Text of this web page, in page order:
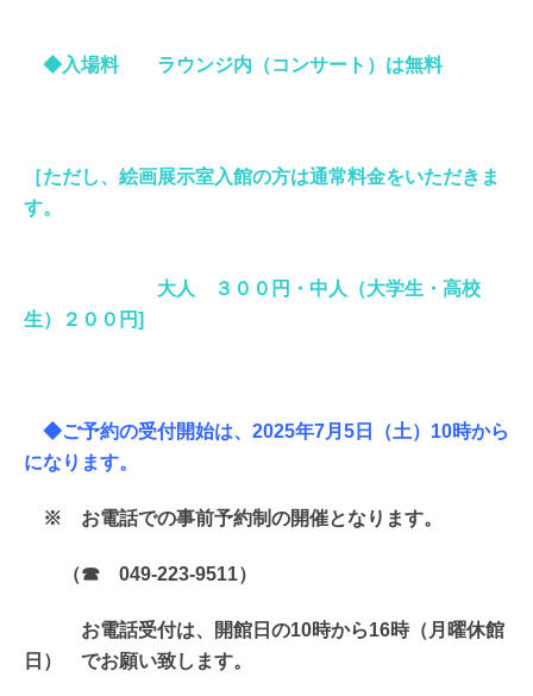
◆入場料 ラウンジ内（コンサート）は無料
［ただし、絵画展示室入館の方は通常料金をいただきま
す。
大人 ３００円・中人（大学生・高校
生）２００円]
◆ご予約の受付開始は、2025年7月5 日（土）10時から
になります。
※ お電話での事前予約制の開催となります。
（☎ 049-223-9511）
お電話受付は、開館日の10時から16時（月曜休館
日） でお願い致します。